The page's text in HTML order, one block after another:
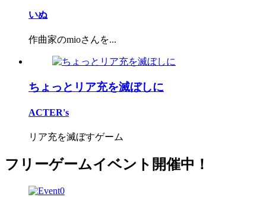
いぬ
作曲家のmioさんを...
ちょっとリア充を滅ぼしに
ACTER's
リア充を滅ぼすゲーム
フリーゲームイベント開催中！